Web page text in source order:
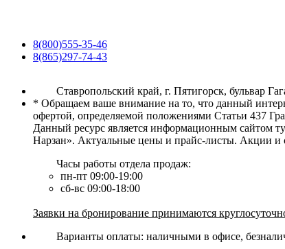
8(800)555-35-46
8(865)297-74-43
Ставропольский край, г. Пятигорск, бульвар
* Обращаем ваше внимание на то, что данный
офертой, определяемой положениями Статьи 437
Данный ресурс является информационным сайтом
Нарзан». Актуальные цены и прайс-листы. Акции и
Часы работы отдела продаж:
пн-пт 09:00-19:00
сб-вс 09:00-18:00
Заявки на бронирование принимаются
Варианты оплаты: наличными в офисе,